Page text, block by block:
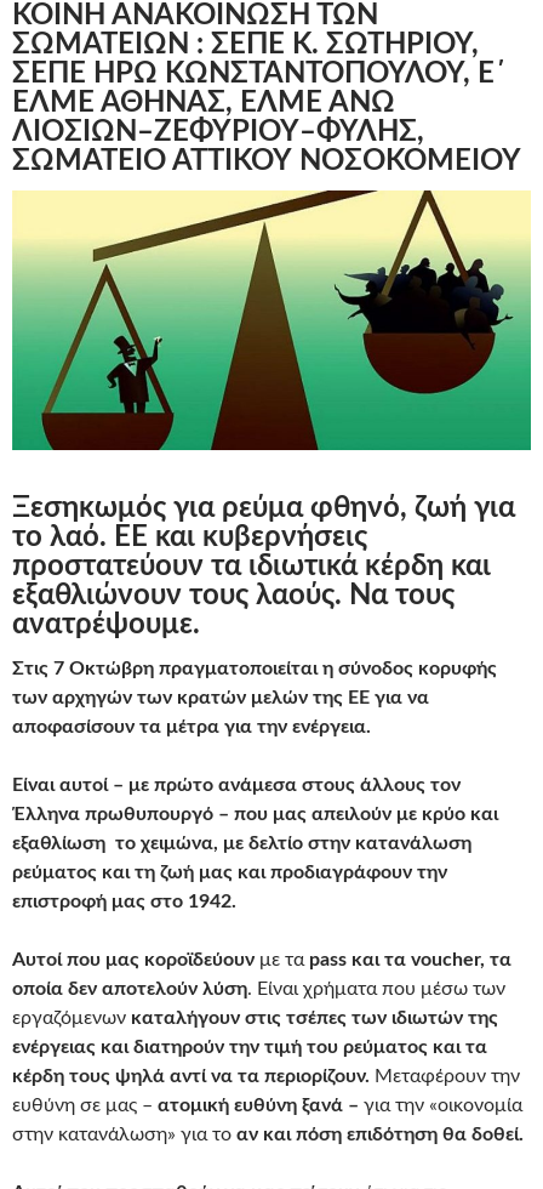
ΚΟΙΝΗ ΑΝΑΚΟΙΝΩΣΗ ΤΩΝ
ΣΩΜΑΤΕΙΩΝ : ΣΕΠΕ Κ. ΣΩΤΗΡΙΟΥ,
ΣΕΠΕ ΗΡΩ ΚΩΝΣΤΑΝΤΟΠΟΥΛΟΥ, Ε΄
ΕΛΜΕ ΑΘΗΝΑΣ, ΕΛΜΕ ΑΝΩ
ΛΙΟΣΙΩΝ–ΖΕΦΥΡΙΟΥ–ΦΥΛΗΣ,
ΣΩΜΑΤΕΙΟ ΑΤΤΙΚΟΥ ΝΟΣΟΚΟΜΕΙΟΥ
Ξεσηκωμός για ρεύμα φθηνό, ζωή για
το λαό. ΕΕ και κυβερνήσεις
προστατεύουν τα ιδιωτικά κέρδη και
εξαθλιώνουν τους λαούς. Να τους
ανατρέψουμε.
Στις 7 Οκτώβρη πραγματοποιείται η σύνοδος κορυφής
των αρχηγών των κρατών μελών της ΕΕ για να
αποφασίσουν τα μέτρα για την ενέργεια.
Είναι αυτοί – με πρώτο ανάμεσα στους άλλους τον
Έλληνα πρωθυπουργό – που μας απειλούν με κρύο και
εξαθλίωση το χειμώνα, με δελτίο στην κατανάλωση
ρεύματος και τη ζωή μας και προδιαγράφουν την
επιστροφή μας στο 1942.
Αυτοί που μας κοροϊδεύουν με τα pass και τα voucher, τα
οποία δεν αποτελούν λύση. Είναι χρήματα που μέσω των
εργαζόμενων καταλήγουν στις τσέπες των ιδιωτών της
ενέργειας και διατηρούν την τιμή του ρεύματος και τα
κέρδη τους ψηλά αντί να τα περιορίζουν. Μεταφέρουν την
ευθύνη σε μας – ατομική ευθύνη ξανά – για την «οικονομία
στην κατανάλωση» για το αν και πόση επιδότηση θα δοθεί.